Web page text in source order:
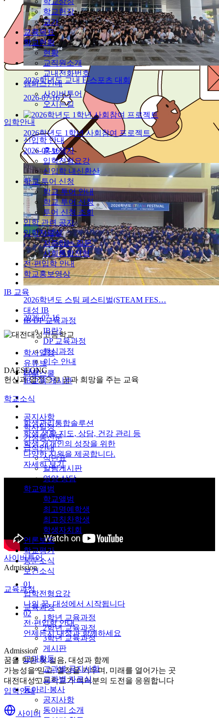
학교헌장
교가
교육목표
학교현황
현황
교직원소개
교내전화번호
캠퍼스안내
사이버투어
오시는길
입학안내
신입학 안내
홍보책자
입학전형요강
신입학 내신환산
학교 투어 신청
학교 투어 안내
학교 투어 신청
투어 신청 조회
입학 관련 공지
입학자료실
자주하는 질문
사회통합전형
전·편입학 안내
학교홍보영상
IB 교육
대성 IB
IB DP 교육과정
IB란?
DP 교육과정
핵심과정
이수 안내
FAQ
IB교육 게시판
학교소식
공지사항
학사일정
가정통신문
급식안내
식단표
알림게시판
영양 상담
학교앨범
학교앨범
최고명예학생
최고칭찬학생
학생자치회
언론보도
학교평가
동문소식
보건소식
교육과정
교육과정
1학년 교육과정
2학년 교육과정
3학년 교육과정
게시판
교과활동
교과별 공지사항
교과별 자료실
동아리·봉사
공지사항
동아리 소개
2026학년도 교내 E-스포츠 대회
2026-07-16
2026학년도 1학년 사회참여 프로젝트
2026-07-16
2026학년도 스팀 페스티벌(STEAM FES…
2026-07-16
학사일정
유튜브
리로스쿨
DAESEONG
헌신과 열정으로 꿈과 희망을 주는 교육
총동문회
선배들의 따뜻한 유대와 모교 사랑을 바탕으로
함께 성장하는
동문 공동체를 만들어 갑니다.
자세히 보기
사이버투어
Admission
01
입학전형요강
나의 꿈, 대성에서 시작됩니다
02
전·편입학 안내
언제든지 대성과 함께하세요
Admission
꿈을 향한 첫 걸음, 대성과 함께
가능성을 믿고, 열정을 키우며, 미래를 열어가는 곳
대전대성고등학교가 여러분의 도전을 응원합니다
입학안내
사이버